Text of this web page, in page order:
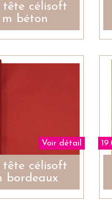
tête célisoft
béton
Voir détail
tête célisoft
bordeaux